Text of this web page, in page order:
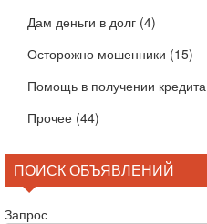
Дам деньги в долг (4)
Осторожно мошенники (15)
Помощь в получении кредита
Прочее (44)
ПОИСК ОБЪЯВЛЕНИЙ
Запрос